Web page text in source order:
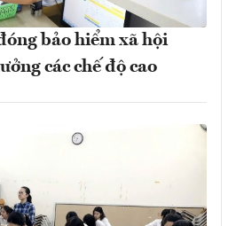
bảo hiểm xã hội
các chế độ cao